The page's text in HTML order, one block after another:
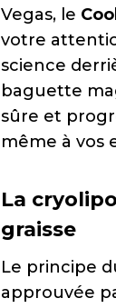
Vegas, le
votre
science
baguette
sûre et
même à vos
La
graisse
Le principe
approuvée